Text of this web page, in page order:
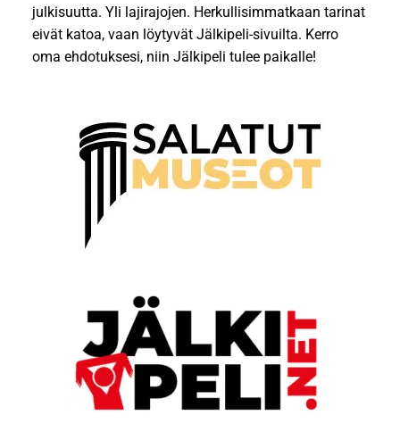
julkisuutta. Yli lajirajojen. Herkullisimmatkaan tarinat
eivät katoa, vaan löytyvät Jälkipeli-sivuilta. Kerro
oma ehdotuksesi, niin Jälkipeli tulee paikalle!